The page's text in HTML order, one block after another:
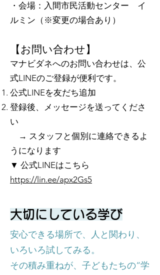
・会場：入間市民活動センター イ
ルミン（※変更の場合あり）
【お問い合わせ】
マナビダネへのお問い合わせは、公
式LINEのご登録が便利です。
公式LINEを友だち追加
登録後、メッセージを送ってくださ
い
→ スタッフと個別に連絡できるよ
うになります
▼ 公式LINEはこちら
https://lin.ee/apx2Gs5
大切にしている学び
安心できる場所で、人と関わり、
いろいろ試してみる。
その積み重ねが、子どもたちの“学